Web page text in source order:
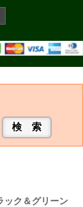
ック＆グリーン